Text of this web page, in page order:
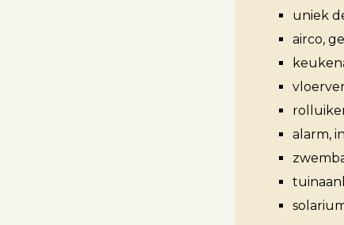
uniek
airco,
alarm,